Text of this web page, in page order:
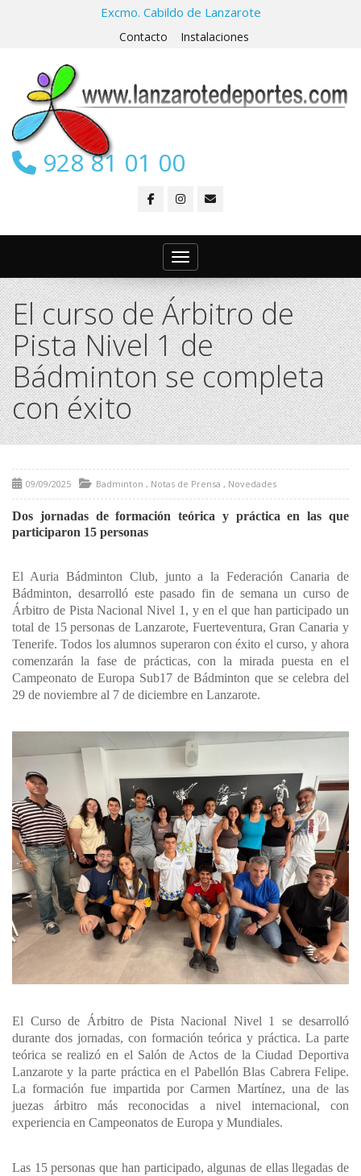
Excmo. Cabildo de Lanzarote
Contacto Instalaciones
928 81 01 00
Toggle navigation
El curso de Árbitro de
Pista Nivel 1 de
Bádminton se completa
con éxito
09/09/2025 Badminton , Notas de Prensa , Novedades
Dos jornadas de formación teórica y práctica en las que
participaron 15 personas
El Auria Bádminton Club, junto a la Federación Canaria de
Bádminton, desarrolló este pasado fin de semana un curso de
Árbitro de Pista Nacional Nivel 1, y en el que han participado un
total de 15 personas de Lanzarote, Fuerteventura, Gran Canaria y
Tenerife. Todos los alumnos superaron con éxito el curso, y ahora
comenzarán la fase de prácticas, con la mirada puesta en el
Campeonato de Europa Sub17 de Bádminton que se celebra del
29 de noviembre al 7 de diciembre en Lanzarote.
El Curso de Árbitro de Pista Nacional Nivel 1 se desarrolló
durante dos jornadas, con formación teórica y práctica. La parte
teórica se realizó en el Salón de Actos de la Ciudad Deportiva
Lanzarote y la parte práctica en el Pabellón Blas Cabrera Felipe.
La formación fue impartida por Carmen Martínez, una de las
juezas árbitro más reconocidas a nivel internacional, con
experiencia en Campeonatos de Europa y Mundiales.
Las 15 personas que han participado, algunas de ellas llegadas de